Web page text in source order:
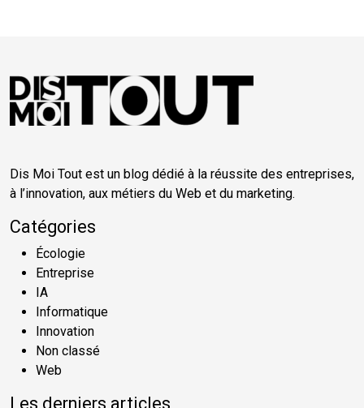
Dis Moi Tout est un blog dédié à la réussite des entreprises,
à l’innovation, aux métiers du Web et du marketing.
Catégories
Écologie
Entreprise
IA
Informatique
Innovation
Non classé
Web
Les derniers articles